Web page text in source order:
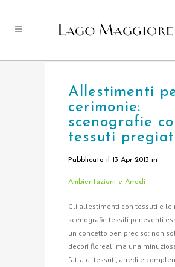
Allestimenti
cerimonie:
scenografie
tessuti
Pubblicato il 13 Apr 2013 in
Ambientazioni e Arredi
Gli allestimenti con tessuti e le
scenografie tessili per eventi
un concetto ben preciso: non
decori floreali ma una
fatta di tessuti, arredi e